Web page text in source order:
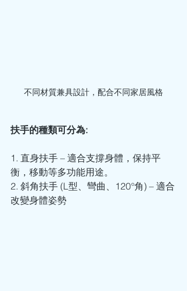
不同材質兼具設計，配合不同家居風格
扶手的種類可分為:
1. 直身扶手 – 適合支撐身體，保持平
衡，移動等多功能用途。
2. 斜角扶手 (L型、彎曲、120°角) – 適合
改變身體姿勢